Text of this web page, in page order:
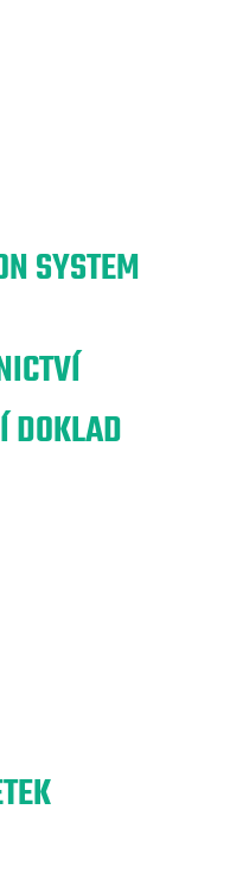
SYSTEM
DOKLAD